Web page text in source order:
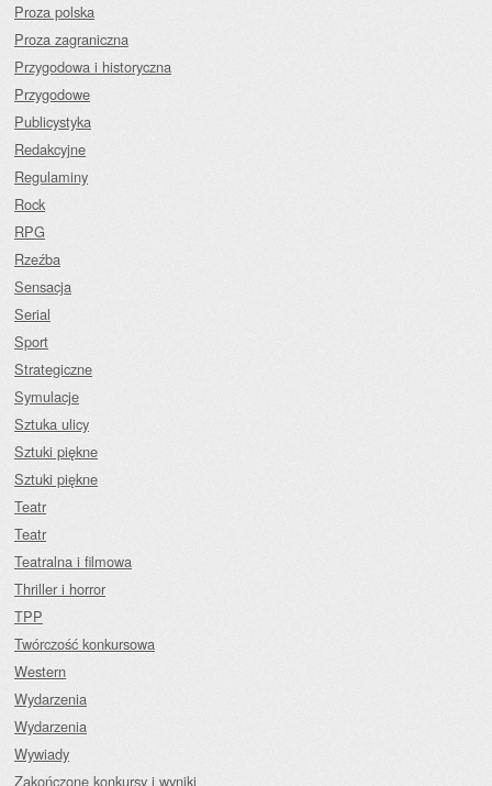
Proza polska
Proza zagraniczna
Przygodowa i historyczna
Przygodowe
Publicystyka
Redakcyjne
Regulaminy
Rock
RPG
Rzeźba
Sensacja
Serial
Sport
Strategiczne
Symulacje
Sztuka ulicy
Sztuki piękne
Sztuki piękne
Teatr
Teatr
Teatralna i filmowa
Thriller i horror
TPP
Twórczość konkursowa
Western
Wydarzenia
Wydarzenia
Wywiady
Zakończone konkursy i wyniki